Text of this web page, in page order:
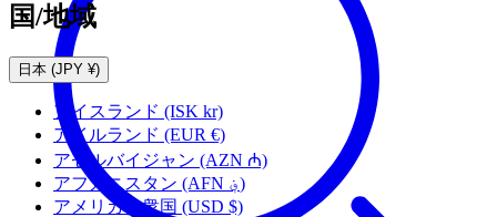
国/地域
日本 (JPY ¥)
アイスランド (ISK kr)
アイルランド (EUR €)
アゼルバイジャン (AZN ₼)
アフガニスタン
(AFN ؋)
アメリカ合衆国 (USD $)